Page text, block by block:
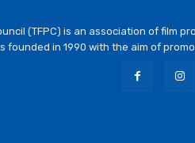
(TFPC) is an association of film
founded in 1990 with the aim of